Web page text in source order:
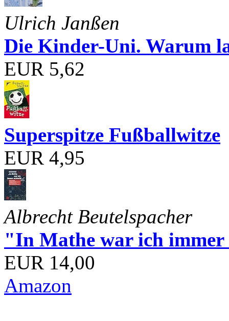
Ulrich Janßen
Die Kinder-Uni. Warum
EUR 5,62
Superspitze Fußballwitze
EUR 4,95
Albrecht Beutelspacher
"In Mathe war ich immer
EUR 14,00
Amazon